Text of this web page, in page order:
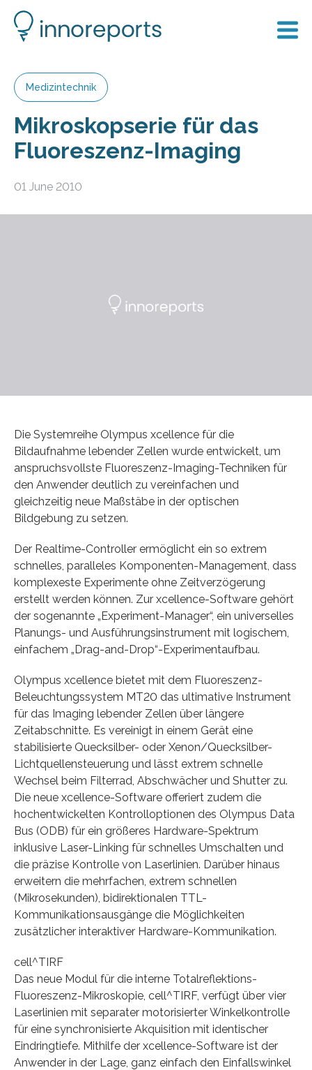
Medizintechnik
Mikroskopserie für das
Fluoreszenz-Imaging
01 June 2010
Die Systemreihe Olympus xcellence für die
Bildaufnahme lebender Zellen wurde entwickelt, um
anspruchsvollste Fluoreszenz-Imaging-Techniken für
den Anwender deutlich zu vereinfachen und
gleichzeitig neue Maßstäbe in der optischen
Bildgebung zu setzen.
Der Realtime-Controller ermöglicht ein so extrem
schnelles, paralleles Komponenten-Management, dass
komplexeste Experimente ohne Zeitverzögerung
erstellt werden können. Zur xcellence-Software gehört
der sogenannte „Experiment-Manager“, ein universelles
Planungs- und Ausführungsinstrument mit logischem,
einfachem „Drag-and-Drop“-Experimentaufbau.
Olympus xcellence bietet mit dem Fluoreszenz-
Beleuchtungssystem MT20 das ultimative Instrument
für das Imaging lebender Zellen über längere
Zeitabschnitte. Es vereinigt in einem Gerät eine
stabilisierte Quecksilber- oder Xenon/Quecksilber-
Lichtquellensteuerung und lässt extrem schnelle
Wechsel beim Filterrad, Abschwächer und Shutter zu.
Die neue xcellence-Software offeriert zudem die
hochentwickelten Kontrolloptionen des Olympus Data
Bus (ODB) für ein größeres Hardware-Spektrum
inklusive Laser-Linking für schnelles Umschalten und
die präzise Kontrolle von Laserlinien. Darüber hinaus
erweitern die mehrfachen, extrem schnellen
(Mikrosekunden), bidirektionalen TTL-
Kommunikationsausgänge die Möglichkeiten
zusätzlicher interaktiver Hardware-Kommunikation.
cell^TIRF
Das neue Modul für die interne Totalreflektions-
Fluoreszenz-Mikroskopie, cell^TIRF, verfügt über vier
Laserlinien mit separater motorisierter Winkelkontrolle
für eine synchronisierte Akquisition mit identischer
Eindringtiefe. Mithilfe der xcellence-Software ist der
Anwender in der Lage, ganz einfach den Einfallswinkel